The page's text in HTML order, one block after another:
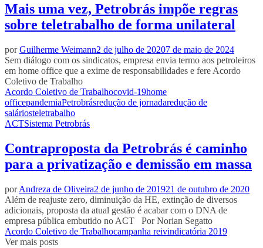
Mais uma vez, Petrobrás impõe regras
sobre teletrabalho de forma unilateral
porGuilherme Weimann2 de julho de 20207 de maio de 2024
Sem diálogo com os sindicatos, empresa envia termo aos petroleiros
em home office que a exime de responsabilidades e fere Acordo
Coletivo de Trabalho
Acordo Coletivo de Trabalhocovid-19home
officepandemiaPetrobrásredução de jornadaredução de
saláriosteletrabalho
ACTSistema Petrobrás
Contraproposta da Petrobrás é caminho
para a privatização e demissão em massa
porAndreza de Oliveira2 de junho de 201921 de outubro de 2020
Além de reajuste zero, diminuição da HE, extinção de diversos
adicionais, proposta da atual gestão é acabar com o DNA de
empresa pública embutido no ACT Por Norian Segatto
Acordo Coletivo de Trabalhocampanha reivindicatória 2019
Ver mais posts